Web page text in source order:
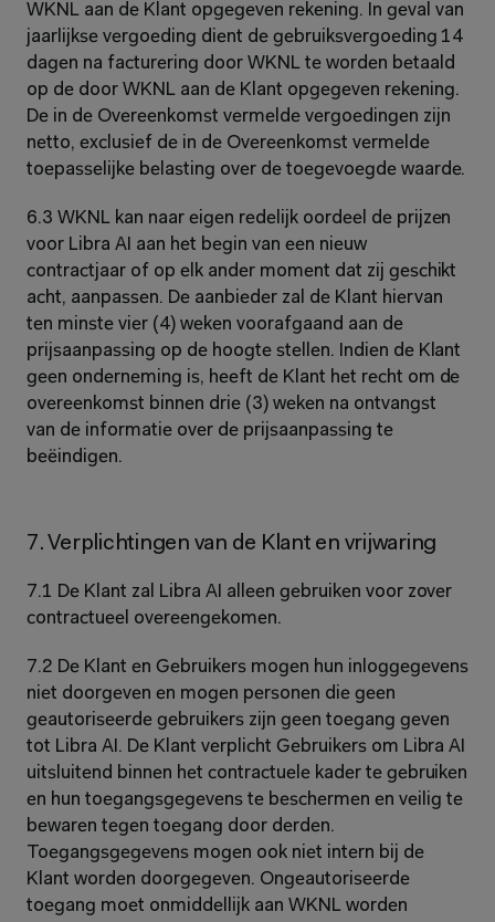
WKNL aan de Klant opgegeven rekening. In geval van
jaarlijkse vergoeding dient de gebruiksvergoeding 14
dagen na facturering door WKNL te worden betaald
op de door WKNL aan de Klant opgegeven rekening.
De in de Overeenkomst vermelde vergoedingen zijn
netto, exclusief de in de Overeenkomst vermelde
toepasselijke belasting over de toegevoegde waarde.
6.3 WKNL kan naar eigen redelijk oordeel de prijzen
voor Libra AI aan het begin van een nieuw
contractjaar of op elk ander moment dat zij geschikt
acht, aanpassen. De aanbieder zal de Klant hiervan
ten minste vier (4) weken voorafgaand aan de
prijsaanpassing op de hoogte stellen. Indien de Klant
geen onderneming is, heeft de Klant het recht om de
overeenkomst binnen drie (3) weken na ontvangst
van de informatie over de prijsaanpassing te
beëindigen.
7. Verplichtingen van de Klant en vrijwaring
7.1 De Klant zal Libra AI alleen gebruiken voor zover
contractueel overeengekomen.
7.2 De Klant en Gebruikers mogen hun inloggegevens
niet doorgeven en mogen personen die geen
geautoriseerde gebruikers zijn geen toegang geven
tot Libra AI. De Klant verplicht Gebruikers om Libra AI
uitsluitend binnen het contractuele kader te gebruiken
en hun toegangsgegevens te beschermen en veilig te
bewaren tegen toegang door derden.
Toegangsgegevens mogen ook niet intern bij de
Klant worden doorgegeven. Ongeautoriseerde
toegang moet onmiddellijk aan WKNL worden